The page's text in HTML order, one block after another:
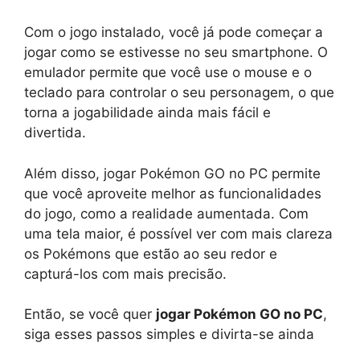
Com o jogo instalado, você já pode começar a
jogar como se estivesse no seu smartphone. O
emulador permite que você use o mouse e o
teclado para controlar o seu personagem, o que
torna a jogabilidade ainda mais fácil e
divertida.
Além disso, jogar Pokémon GO no PC permite
que você aproveite melhor as funcionalidades
do jogo, como a realidade aumentada. Com
uma tela maior, é possível ver com mais clareza
os Pokémons que estão ao seu redor e
capturá-los com mais precisão.
Então, se você quer jogar Pokémon GO no PC,
siga esses passos simples e divirta-se ainda